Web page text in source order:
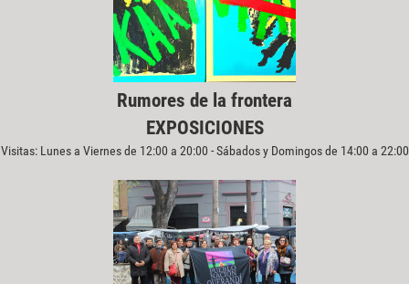
Rumores de la frontera
EXPOSICIONES
Visitas: Lunes a Viernes de 12:00 a 20:00 - Sábados y Domingos de 14:00 a 22:00